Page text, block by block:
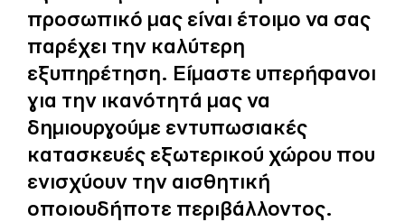
προσωπικό μας είναι έτοιμο να σας
παρέχει την καλύτερη
εξυπηρέτηση. Είμαστε υπερήφανοι
για την ικανότητά μας να
δημιουργούμε εντυπωσιακές
κατασκευές εξωτερικού χώρου που
ενισχύουν την αισθητική
οποιουδήποτε περιβάλλοντος.